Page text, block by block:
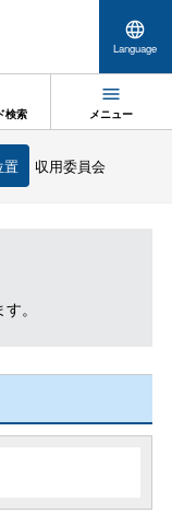
Language
検索 メニュー
置 収用委員会
。